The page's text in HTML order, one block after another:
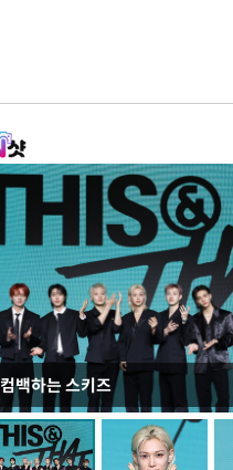
컴백하는 스키즈
이 대통령, 국가폭력 피해자에
가 책임지고 치유"